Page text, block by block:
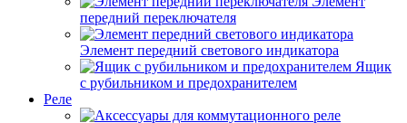
передний переключателя
Элемент передний светового индикатора
Ящик
с рубильником и предохранителем
Реле